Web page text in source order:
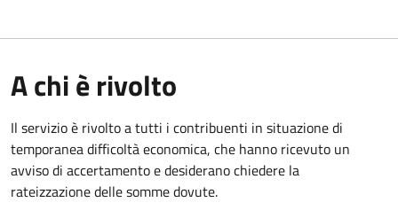
A chi è rivolto
Il servizio è rivolto a tutti i contribuenti in situazione di
temporanea difficoltà economica, che hanno ricevuto un
avviso di accertamento e desiderano chiedere la
rateizzazione delle somme dovute.